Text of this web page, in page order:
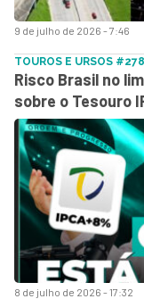
9 de julho de 2026 - 7:46
8 de julho de 2026 - 17:32
TOUROS E URSOS #278
Risco Brasil no
sobre o Tesouro